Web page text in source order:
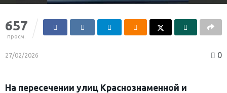
657
просм.
27/02/2026 0
На пересечении улиц Краснознаменной и